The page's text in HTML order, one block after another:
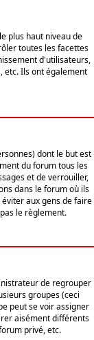
plus haut niveau de
toutes les facettes
d'utilisateurs,
etc. Ils ont également
dont le but est
du forum tous les
et de verrouiller,
dans le forum où ils
aux gens de faire
le règlement.
de regrouper
groupes (ceci
peut se voir assigner
aisément différents
privé, etc.